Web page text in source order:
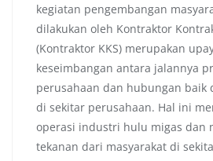
kegiatan pengembangan
dilakukan oleh Kontraktor
(Kontraktor KKS) merupakan
keseimbangan antara jalannya
perusahaan dan hubungan baik
di sekitar perusahaan. Hal ini
operasi industri hulu migas dan
tekanan dari masyarakat di